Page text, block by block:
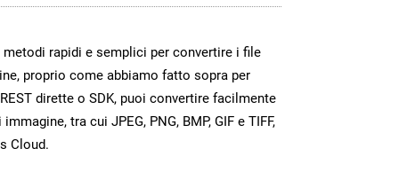
rapidi e semplici per convertire i file
proprio come abbiamo fatto sopra per
dirette o SDK, puoi convertire facilmente
tra cui JPEG, PNG, BMP, GIF e TIFF,
Cloud.